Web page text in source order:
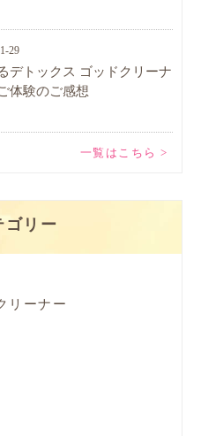
29
デトックス ゴッドクリーナ
体験のご感想
一覧はこちら >
ゴリー
リーナー